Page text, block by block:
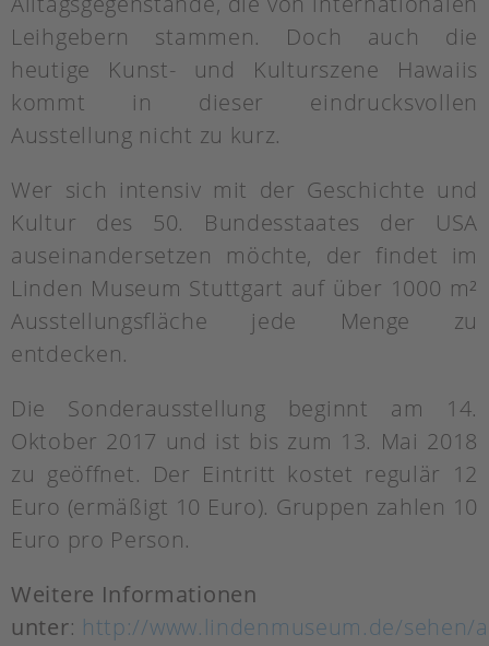
Leihgebern stammen. Doch auch die
heutige Kunst- und Kulturszene Hawaiis
kommt in dieser eindrucksvollen
Ausstellung nicht zu kurz.
Wer sich intensiv mit der Geschichte und
Kultur des 50. Bundesstaates der USA
auseinandersetzen möchte, der findet im
Linden Museum Stuttgart auf über 1000 m²
Ausstellungsfläche jede Menge zu
entdecken.
Die Sonderausstellung beginnt am 14.
Oktober 2017 und ist bis zum 13. Mai 2018
zu geöffnet. Der Eintritt kostet regulär 12
Euro (ermäßigt 10 Euro). Gruppen zahlen 10
Euro pro Person.
Weitere Informationen
unter: http://www.lindenmuseum.de/sehen/